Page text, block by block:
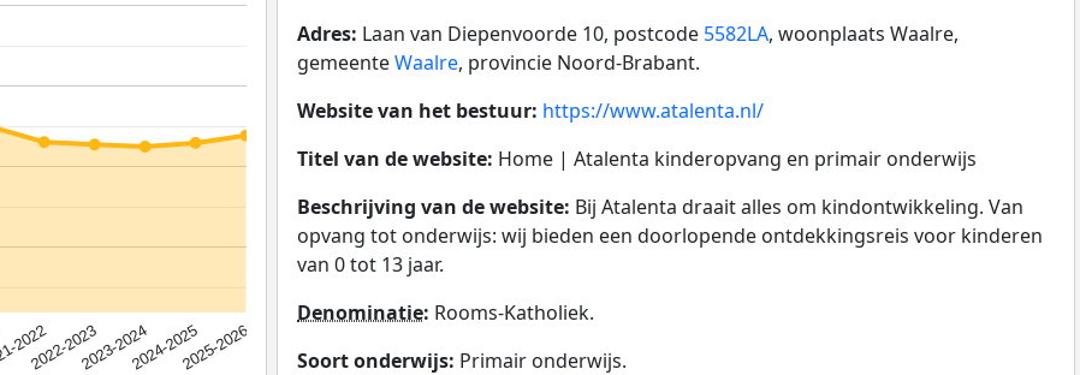
2022
2022-20232023-20242024-20252025-2026
Adres: Laan van Diepenvoorde 10, postcode 5582LA, woonplaats Waalre,
gemeenteWaalre, provincie Noord-Brabant.
Website van het bestuur: https://www.atalenta.nl/
Titel van de website: Home | Atalenta kinderopvang en primair onderwijs
Beschrijving van de website: Bij Atalenta draait alles om kindontwikkeling. Van
opvang tot onderwijs: wij bieden een doorlopende ontdekkingsreis voor kinderen
van 0 tot 13 jaar.
Denominatie: Rooms-Katholiek.
Soort onderwijs: Primair onderwijs.